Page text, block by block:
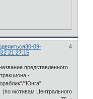
4
30-09-
21:27:15
представленного
-
"Юнга".
(по мотивам Центрального